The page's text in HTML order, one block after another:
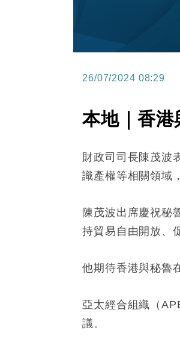
26/07/2024 08:29
本地｜香
財政司司長陳茂波
識產權等相關領域
陳茂波出席慶祝秘
持貿易自由開放、
他期待香港與秘魯
亞太經合組織（
議。